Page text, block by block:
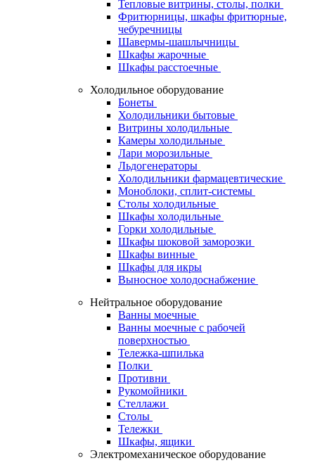
Тепловые витрины, столы, полки
Фритюрницы, шкафы фритюрные,
чебуречницы
Шавермы-шашлычницы
Шкафы жарочные
Шкафы расстоечные
Холодильное оборудование
Бонеты
Холодильники бытовые
Витрины холодильные
Камеры холодильные
Лари морозильные
Льдогенераторы
Холодильники фармацевтические
Моноблоки, сплит-системы
Столы холодильные
Шкафы холодильные
Горки холодильные
Шкафы шоковой заморозки
Шкафы винные
Шкафы для икры
Выносное холодоснабжение
Нейтральное оборудование
Ванны моечные
Ванны моечные с рабочей
поверхностью
Тележка-шпилька
Полки
Противни
Рукомойники
Стеллажи
Столы
Тележки
Шкафы, ящики
Электромеханическое оборудование